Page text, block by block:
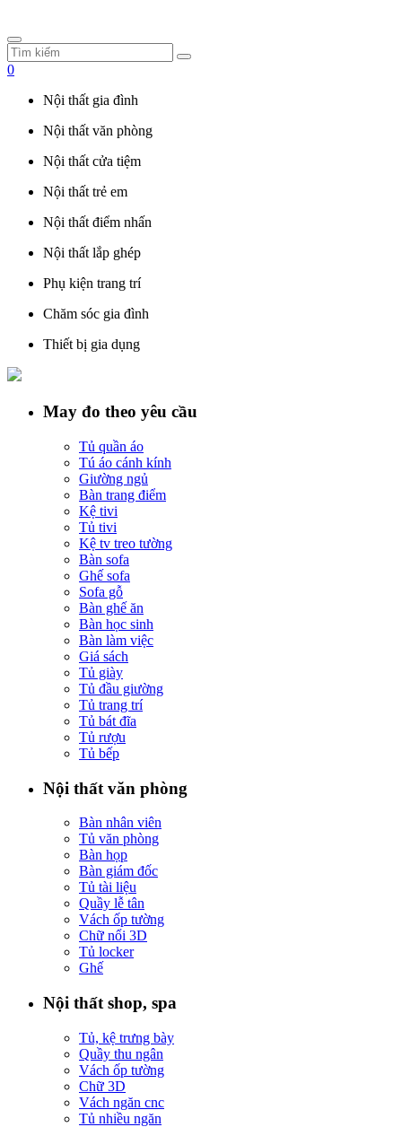
0
Nội thất gia đình
Nội thất văn phòng
Nội thất cửa tiệm
Nội thất trẻ em
Nội thất điểm nhấn
Nội thất lắp ghép
Phụ kiện trang trí
Chăm sóc gia đình
Thiết bị gia dụng
May đo theo yêu cầu
Tủ quần áo
Tú áo cánh kính
Giường ngủ
Bàn trang điểm
Kệ tivi
Tủ tivi
Kệ tv treo tường
Bàn sofa
Ghế sofa
Sofa gỗ
Bàn ghế ăn
Bàn học sinh
Bàn làm việc
Giá sách
Tủ giày
Tủ đầu giường
Tủ trang trí
Tủ bát đĩa
Tủ rượu
Tủ bếp
Nội thất văn phòng
Bàn nhân viên
Tủ văn phòng
Bàn họp
Bàn giám đốc
Tủ tài liệu
Quầy lễ tân
Vách ốp tường
Chữ nổi 3D
Tủ locker
Ghế
Nội thất shop, spa
Tủ, kệ trưng bày
Quầy thu ngân
Vách ốp tường
Chữ 3D
Vách ngăn cnc
Tủ nhiều ngăn